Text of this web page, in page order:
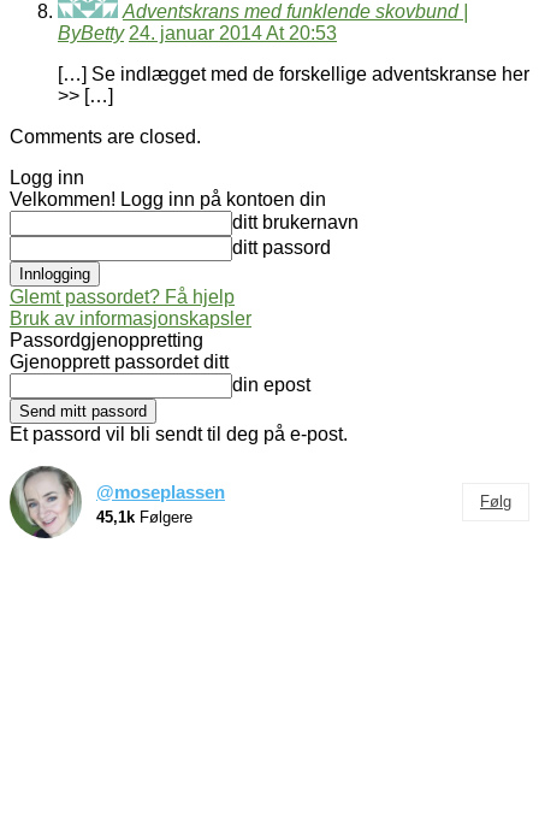
Adventskrans med funklende skovbund |
ByBetty 24. januar 2014 At 20:53
[…] Se indlægget med de forskellige adventskranse her
>> […]
Comments are closed.
Logg inn
Velkommen! Logg inn på kontoen din
ditt brukernavn
ditt passord
Glemt passordet? Få hjelp
Bruk av informasjonskapsler
Passordgjenoppretting
Gjenopprett passordet ditt
din epost
Et passord vil bli sendt til deg på e-post.
@moseplassen
45,1k Følgere
Følg